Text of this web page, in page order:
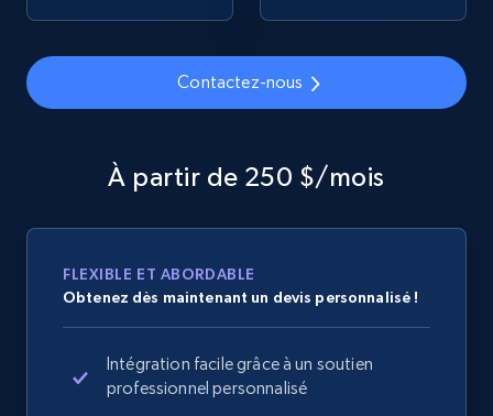
Home Depot US - Gather data on products
URL, Domain, Country code, Model number,
2.1K+ 355+ Commencer
Home Depot US - Discover products by
URL, Domain, Country code, Model number,
Sku, Product id, Product name, Manufacturer,
and more.
Contactez-nous
À partir de 250 $/mois
FLEXIBLE ET ABORDABLE
Obtenez dès maintenant un devis personnalisé !
Intégration facile grâce à un soutien
professionnel personnalisé